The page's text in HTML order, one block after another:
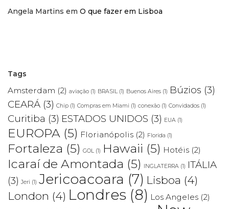
Angela Martins em O que fazer em Lisboa
Tags
Amsterdam (2) aviação (1) BRASIL (1) Buenos Aires (1) Búzios (3)
CEARÁ (3) Chip (1) Compras em Miami (1) conexão (1) Convidados (1)
Curitiba (3) ESTADOS UNIDOS (3) EUA (1)
EUROPA (5) Florianópolis (2) Florida (1)
Fortaleza (5) GOL (1) Hawaii (5) Hotéis (2)
Icaraí de Amontada (5) INGLATERRA (1) ITÁLIA
(3) Jeri (1) Jericoacoara (7) Lisboa (4)
London (4) Londres (8) Los Angeles (2)